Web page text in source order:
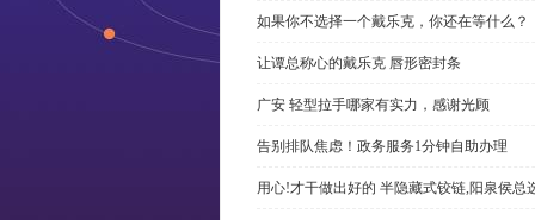
如果你不选择一个戴乐克，你还在等什么？
让谭总称心的戴乐克 唇形密封条
广安 轻型拉手哪家有实力，感谢光顾
告别排队焦虑！政务服务1分钟自助办理
用心!才干做出好的 半隐藏式铰链,阳泉侯总